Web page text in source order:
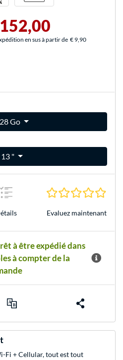
en sus à partir de € 9,90
Go
13 "
Evaluez maintenant
à être expédié dans
à compter de la
Fi + Cellular, tout est tout